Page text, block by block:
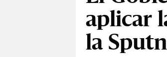
aplicar
la